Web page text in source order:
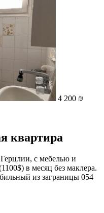
4 200 ₪
квартира
с мебелью и
в месяц без маклера.
из заграницы 054